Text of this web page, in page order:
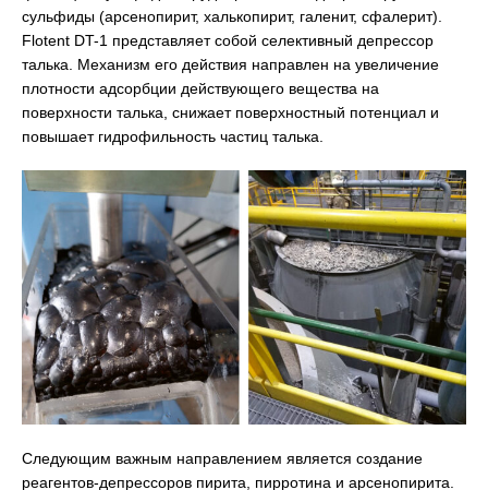
сульфиды (арсенопирит, халькопирит, галенит, сфалерит).
Flotent DT-1 представляет собой селективный депрессор
талька. Механизм его действия направлен на увеличение
плотности адсорбции действующего вещества на
поверхности талька, снижает поверхностный потенциал и
повышает гидрофильность частиц талька.
Следующим важным направлением является создание
реагентов-депрессоров пирита, пирротина и арсенопирита.